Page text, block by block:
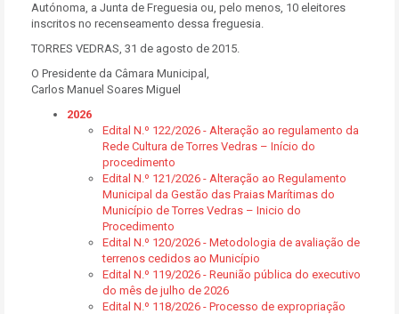
Autónoma, a Junta de Freguesia ou, pelo menos, 10 eleitores
inscritos no recenseamento dessa freguesia.
TORRES VEDRAS, 31 de agosto de 2015.
O Presidente da Câmara Municipal,
Carlos Manuel Soares Miguel
2026
Edital N.º 122/2026 - Alteração ao regulamento da
Rede Cultura de Torres Vedras – Início do
procedimento
Edital N.º 121/2026 - Alteração ao Regulamento
Municipal da Gestão das Praias Marítimas do
Município de Torres Vedras – Inicio do
Procedimento
Edital N.º 120/2026 - Metodologia de avaliação de
terrenos cedidos ao Município
Edital N.º 119/2026 - Reunião pública do executivo
do mês de julho de 2026
Edital N.º 118/2026 - Processo de expropriação